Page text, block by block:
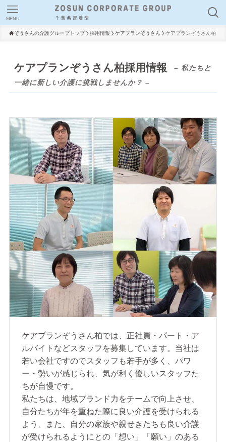
MENU
ぞうさんの介護グループトップ 採用情報 ケアプランぞうさん ケアプランぞうさん柏
ケアプランぞうさん柏採用情報
– 私たちと
一緒に新しい介護に挑戦しませんか？ –
ケアプランぞうさん柏では、正社員・パート・ア
ルバイトなどスタッフを募集しています。当社は
若い会社ですのでスタッフも若手が多く、パワ
ー・勢いが感じられ、気が利く優しいスタッフた
ちが自慢です。
私たちは、地域ブランド力をチームで向上させ、
自分たちが年を重ねた際に良い介護を受けられる
よう、また、自分の家族や親せきたちも良い介護
が受けられるようにとの「想い」「願い」のある